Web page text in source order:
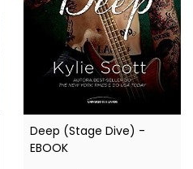
Deep (Stage Dive) -
EBOOK